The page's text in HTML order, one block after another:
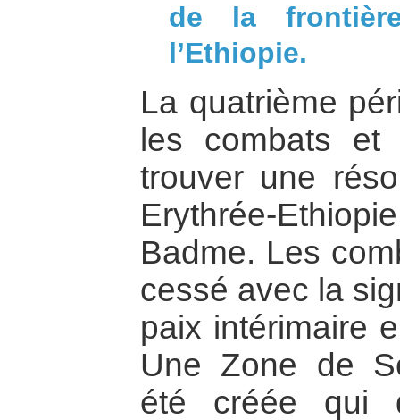
de la
l’Ethiopie.
La quatrième
les combats
trouver une
Erythrée-
Badme. Les
cessé avec la
paix intérimaire
Une Zone de
été créée qui